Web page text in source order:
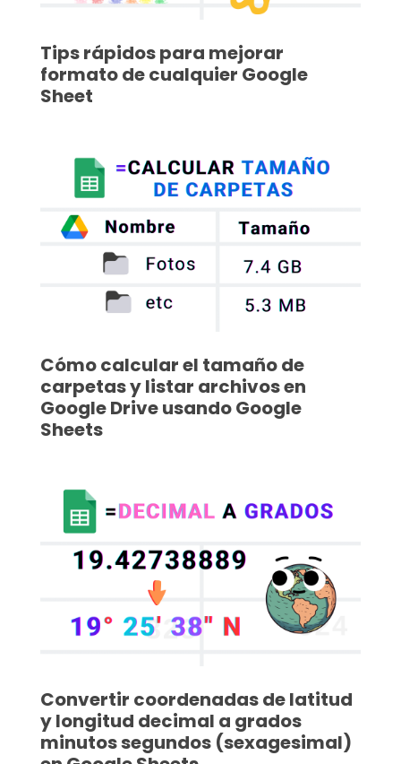
Tips rápidos para mejorar
formato de cualquier Google
Sheet
Cómo calcular el tamaño de
carpetas y listar archivos en
Google Drive usando Google
Sheets
Convertir coordenadas de latitud
y longitud decimal a grados
minutos segundos (sexagesimal)